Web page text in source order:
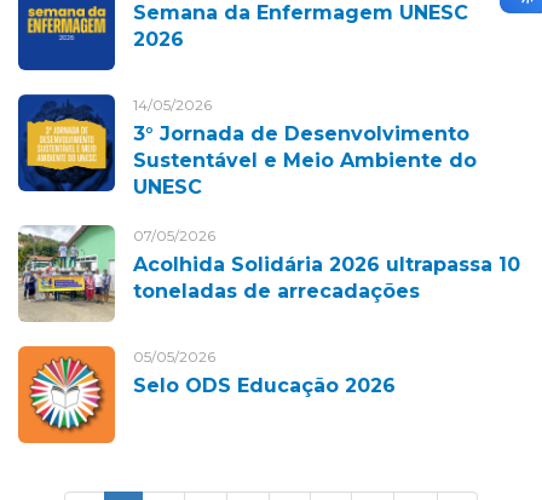
Semana da Enfermagem UNESC
2026
14/05/2026
3° Jornada de Desenvolvimento
Sustentável e Meio Ambiente do
UNESC
07/05/2026
Acolhida Solidária 2026 ultrapassa 10
toneladas de arrecadações
05/05/2026
Selo ODS Educação 2026